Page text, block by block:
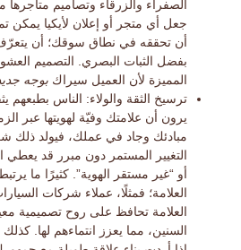
الصفراء والزرقاء وتصاميم
جعل أي متجر أو إعلان لأيكيا يمكن
أن تحققه في نطاق سوقك؛ أن
بفضل الثبات البصري. التصميم
المميزة لأن العميل سيراك بوجه
ترسيخ الثقة والولاء: الناس بطبعهم
يرون أن علامتك وفيّة لهويتها عبر
مبادئك وجاد في عملك، فيولد ذلك
التغيير المستمر دون مبرر قد
أو “غير مستقر الهوية”. كثيرًا ما
العلامة؛ فمثلًا، عملاء شركات
العلامة تحافظ على روح تصميمية
السنين، مما يعزز انتماءهم لها.